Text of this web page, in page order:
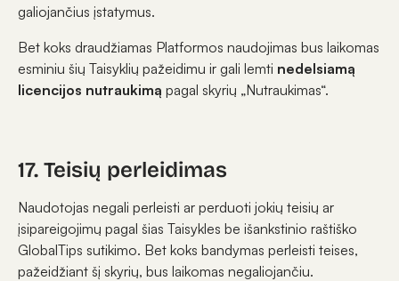
galiojančius įstatymus.
Bet koks draudžiamas Platformos naudojimas bus laikomas
esminiu šių Taisyklių pažeidimu ir gali lemti nedelsiamą
licencijos nutraukimą pagal skyrių „Nutraukimas“.
17. Teisių perleidimas
Naudotojas negali perleisti ar perduoti jokių teisių ar
įsipareigojimų pagal šias Taisykles be išankstinio raštiško
GlobalTips sutikimo. Bet koks bandymas perleisti teises,
pažeidžiant šį skyrių, bus laikomas negaliojančiu.